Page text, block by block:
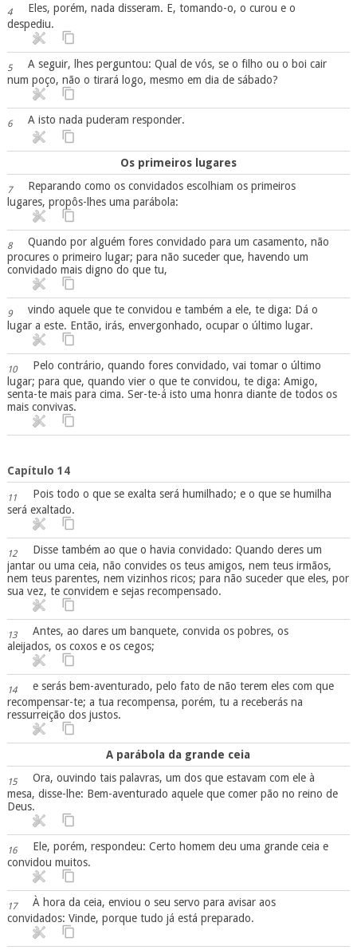
4
Eles, porém, nada disseram. E, tomando-o, o curou e o
despediu.
5
A seguir, lhes perguntou: Qual de vós, se o filho ou o boi cair
num poço, não o tirará logo, mesmo em dia de sábado?
6 A isto nada puderam responder.
Os primeiros lugares
7
Reparando como os convidados escolhiam os primeiros
lugares, propôs-lhes uma parábola:
8
Quando por alguém fores convidado para um casamento, não
procures o primeiro lugar; para não suceder que, havendo um
convidado mais digno do que tu,
9
vindo aquele que te convidou e também a ele, te diga: Dá o
lugar a este. Então, irás, envergonhado, ocupar o último lugar.
10
Pelo contrário, quando fores convidado, vai tomar o último
lugar; para que, quando vier o que te convidou, te diga: Amigo,
senta-te mais para cima. Ser-te-á isto uma honra diante de todos os
mais convivas.
Capítulo 14
11
Pois todo o que se exalta será humilhado; e o que se humilha
será exaltado.
12
Disse também ao que o havia convidado: Quando deres um
jantar ou uma ceia, não convides os teus amigos, nem teus irmãos,
nem teus parentes, nem vizinhos ricos; para não suceder que eles, por
sua vez, te convidem e sejas recompensado.
13
Antes, ao dares um banquete, convida os pobres, os
aleijados, os coxos e os cegos;
14
e serás bem-aventurado, pelo fato de não terem eles com que
recompensar-te; a tua recompensa, porém, tu a receberás na
ressurreição dos justos.
A parábola da grande ceia
15
Ora, ouvindo tais palavras, um dos que estavam com ele à
mesa, disse-lhe: Bem-aventurado aquele que comer pão no reino de
Deus.
16
Ele, porém, respondeu: Certo homem deu uma grande ceia e
convidou muitos.
17
À hora da ceia, enviou o seu servo para avisar aos
convidados: Vinde, porque tudo já está preparado.